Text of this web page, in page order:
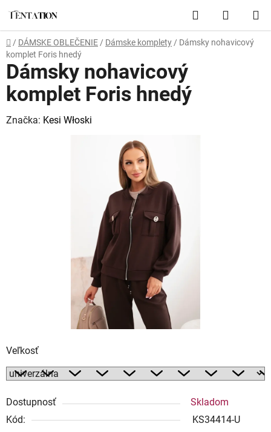
obsah
Hľadať
KOŠÍK
Domov
/ DÁMSKE OBLEČENIE / Dámske komplety / Dámsky nohavicový
komplet Foris hnedý
Veľkosť
Dostupnosť
Skladom
Kód:
KS34414-U
Dámsky nohavicový
komplet Foris hnedý
Značka: Kesi Włoski